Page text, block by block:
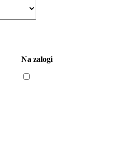
Na zalogi